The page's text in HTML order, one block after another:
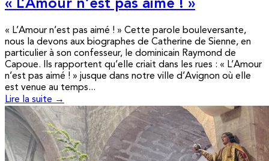
« L’Amour n’est pas aimé ! »
« L’Amour n’est pas aimé ! » Cette parole bouleversante,
nous la devons aux biographes de Catherine de Sienne, en
particulier à son confesseur, le dominicain Raymond de
Capoue. Ils rapportent qu’elle criait dans les rues : « L’Amour
n’est pas aimé ! » jusque dans notre ville d’Avignon où elle
est venue au temps...
Lire la suite →